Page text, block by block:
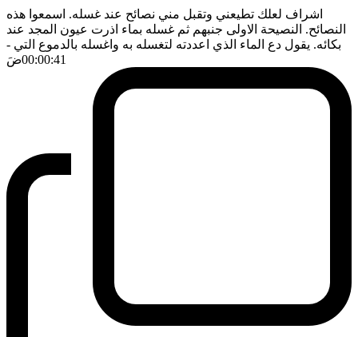
اشراف لعلك تطيعني وتقبل مني نصائح عند غسله. اسمعوا هذه
النصائح. النصيحة الاولى جنبهم ثم غسله بماء اذرت عيون المجد عند
بكائه. يقول دع الماء الذي اعددته لتغسله به واغسله بالدموع التي -
00:00:41ضَ